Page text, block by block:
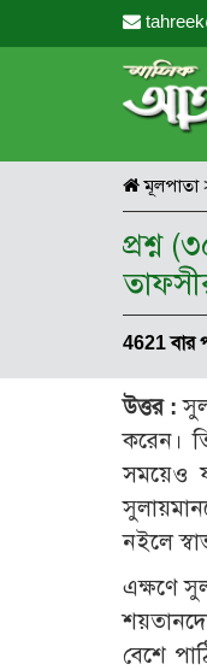
মূলপাতা
প্রশ্ন
4621 বার
উত্তর :
করেন।
সময়েও
নইলে
এক্ষণে
বেশে